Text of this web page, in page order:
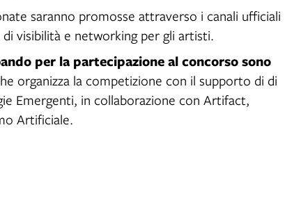
saranno promosse attraverso i canali ufficiali
visibilità e networking per gli artisti.
per la partecipazione al concorso sono
organizza la competizione con il supporto di di
Emergenti, in collaborazione con Artifact,
Artificiale.